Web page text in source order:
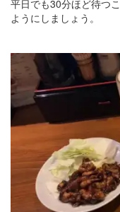
平日でも30分ほど待つ
ようにしましょう。